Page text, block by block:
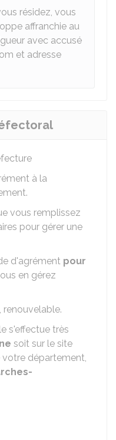
résidez, vous
affranchie au
avec accusé
et adresse
à la
vous remplissez
pour gérer une
d'agrément pour
en gérez
, renouvelable.
s'effectue très
soit sur le site
votre département,